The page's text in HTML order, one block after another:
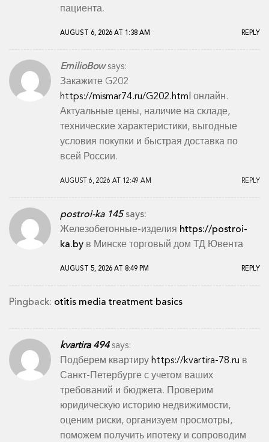
пациента.
AUGUST 6, 2026 AT 1:38 AM REPLY
EmilioBow says:
Закажите G202
https://mismar74.ru/G202.html онлайн.
Актуальные цены, наличие на складе,
технические характеристики, выгодные
условия покупки и быстрая доставка по
всей России.
AUGUST 6, 2026 AT 12:49 AM REPLY
postroi-ka 145 says:
Железобетонные-изделия https://postroi-
ka.by в Минске торговый дом ТД Ювента
AUGUST 5, 2026 AT 8:49 PM REPLY
Pingback: otitis media treatment basics
kvartira 494 says:
Подберем квартиру https://kvartira-78.ru в
Санкт-Петербурге с учетом ваших
требований и бюджета. Проверим
юридическую историю недвижимости,
оценим риски, организуем просмотры,
поможем получить ипотеку и сопроводим